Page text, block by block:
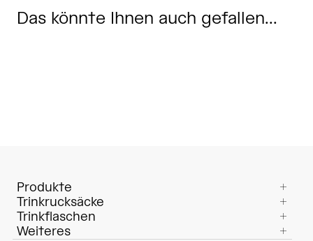
Das könnte Ihnen auch gefallen...
Produkte
Trinkrucksäcke
Trinkflaschen
Weiteres